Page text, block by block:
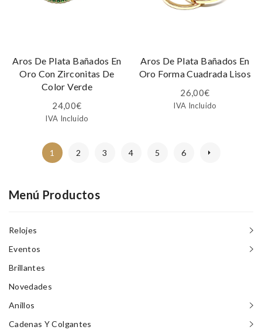
Aros De Plata Bañados En
Oro Con Zirconitas De
Color Verde
24,00€
IVA Incluido
Aros De Plata Bañados En
Oro Forma Cuadrada Lisos
26,00€
IVA Incluido
1 2 3 4 5 6
Menú Productos
Relojes
Eventos
Brillantes
Novedades
Anillos
Cadenas Y Colgantes